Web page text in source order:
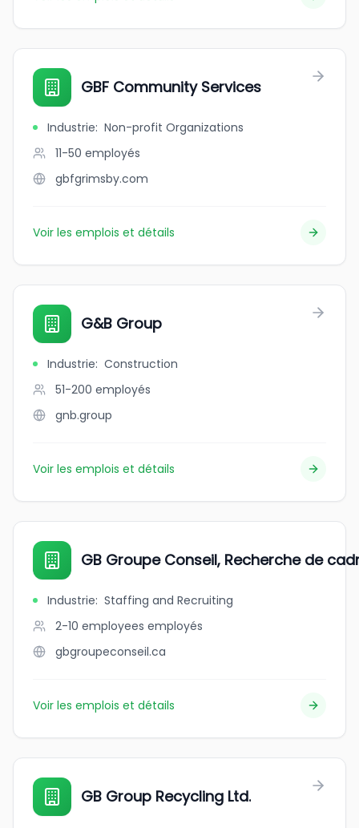
GBF Community Services
Industrie: Non-profit Organizations
11-50 employés
gbfgrimsby.com
Voir les emplois et détails
G&B Group
Industrie: Construction
51-200 employés
gnb.group
Voir les emplois et détails
GB Groupe Conseil, Recherche de
Industrie: Staffing and Recruiting
2-10 employees employés
gbgroupeconseil.ca
Voir les emplois et détails
GB Group Recycling Ltd.